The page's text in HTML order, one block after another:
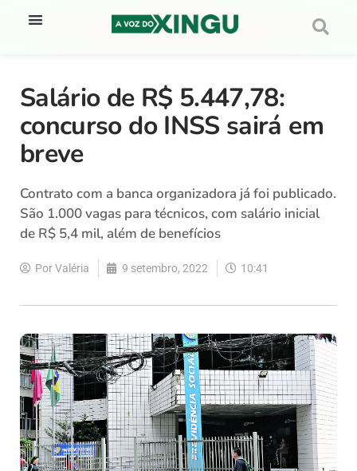
Salário de R$ 5.447,78:
concurso do INSS sairá em
breve
Contrato com a banca organizadora já foi publicado.
São 1.000 vagas para técnicos, com salário inicial
de R$ 5,4 mil, além de benefícios
PorValéria 9 setembro, 2022 10:41